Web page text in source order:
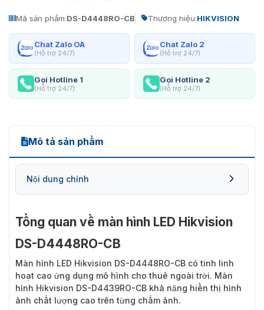
Mã sản phẩm:DS-D4448RO-CB Thương hiệu:HIKVISION
Chat Zalo OA
(Hỗ trợ 24/7)
Chat Zalo 2
(Hỗ trợ 24/7)
Gọi Hotline 1
(Hỗ trợ 24/7)
Gọi Hotline 2
(Hỗ trợ 24/7)
Mô tả sản phẩm
Nội dung chính
Tổng quan về màn hình LED Hikvision
DS-D4448RO-CB
Màn hình LED Hikvision DS-D4448RO-CB có tinh linh
hoạt cao ứng dụng mô hình cho thuê ngoài trời. Màn
hình Hikvision DS-D4439RO-CB khả năng hiển thị hình
ảnh chất lượng cao trên từng chấm ảnh.